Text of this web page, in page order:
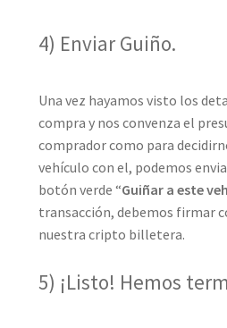
4) Enviar Guiño.
Una vez hayamos visto los
compra y nos convenza el
comprador como para
vehículo con el, podemos
botón verde “Guiñar a este
transacción, debemos firmar
nuestra cripto billetera.
5) ¡Listo! Hemos